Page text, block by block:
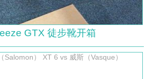
GTX 徒步靴开箱